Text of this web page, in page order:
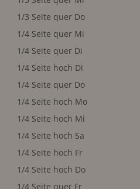
1/3 Seite quer Do
1/4 Seite quer Mi
1/4 Seite quer Di
1/4 Seite hoch Di
1/4 Seite quer Do
1/4 Seite hoch Mo
1/4 Seite hoch Mi
1/4 Seite hoch Sa
1/4 Seite hoch Fr
1/4 Seite hoch Do
1/4 Seite quer Fr